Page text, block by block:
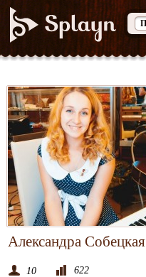
Александра Собецкая
10 622